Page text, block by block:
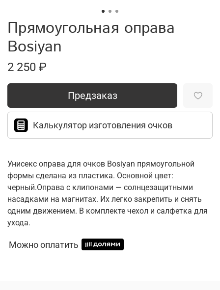
Прямоугольная оправа
Bosiyan
2 250 ₽
Предзаказ
Калькулятор изготовления очков
Унисекс оправа для очков Bosiyan прямоугольной
формы сделана из пластика. Основной цвет:
черный.Оправа с клипонами — солнцезащитными
насадками на магнитах. Их легко закрепить и снять
одним движением. В комплекте чехол и салфетка для
ухода.
Можно оплатить